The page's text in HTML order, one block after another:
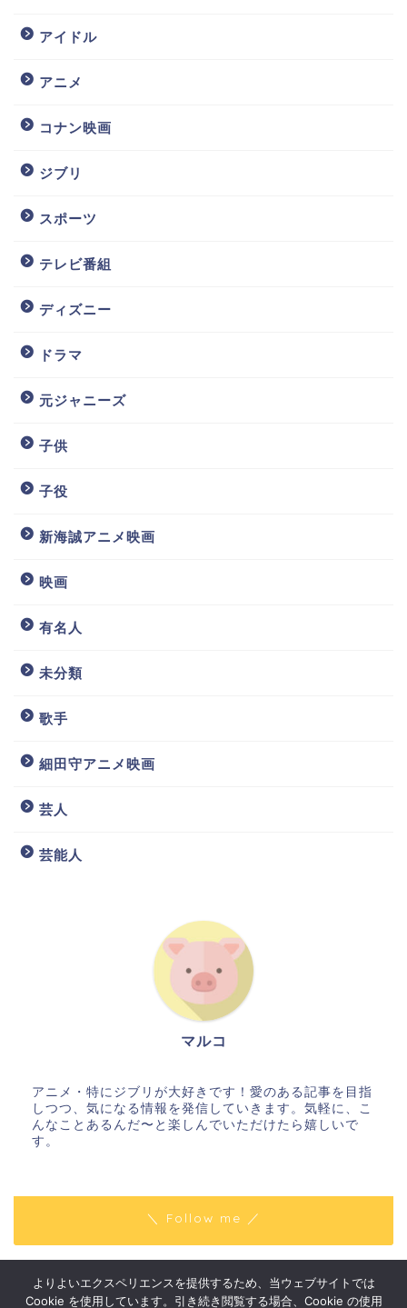
アイドル
アニメ
コナン映画
ジブリ
スポーツ
テレビ番組
ディズニー
ドラマ
元ジャニーズ
子供
子役
新海誠アニメ映画
映画
有名人
未分類
歌手
細田守アニメ映画
芸人
芸能人
マルコ
アニメ・特にジブリが大好きです！愛のある記事を目指
しつつ、気になる情報を発信していきます。気軽に、こ
んなことあるんだ〜と楽しんでいただけたら嬉しいで
す。
＼ Follow me ／
プライバシーポリシー 免責事項
よりよいエクスペリエンスを提供するため、当ウェブサイトでは
Cookie を使用しています。引き続き閲覧する場合、Cookie の使用